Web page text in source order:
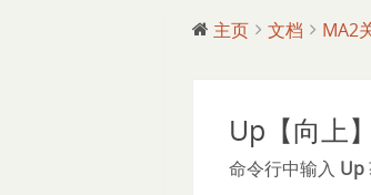
主页 文档 MA2
Up【向上】
命令行中输入 Up